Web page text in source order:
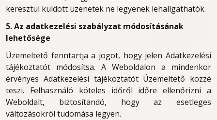
keresztül küldött üzenetek ne legyenek lehallgathatók.
5. Az adatkezelési szabályzat módosításának
lehetősége
Üzemeltető fenntartja a jogot, hogy jelen Adatkezelési
tájékoztatót módosítsa. A Weboldalon a mindenkor
érvényes Adatkezelési tájékoztatót Üzemeltető közzé
teszi. Felhasználó köteles időről időre ellenőrizni a
Weboldalt, biztosítandó, hogy az esetleges
változásokról tudomása legyen.